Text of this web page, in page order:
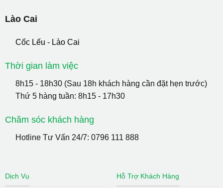
Lào Cai
Cốc Lếu - Lào Cai
Thời gian làm việc
8h15 - 18h30 (Sau 18h khách hàng cần đặt hẹn trước)
Thứ 5 hàng tuần: 8h15 - 17h30
Chăm sóc khách hàng
Hotline Tư Vấn 24/7: 0796 111 888
Dịch Vụ Hỗ Trợ Khách Hàng